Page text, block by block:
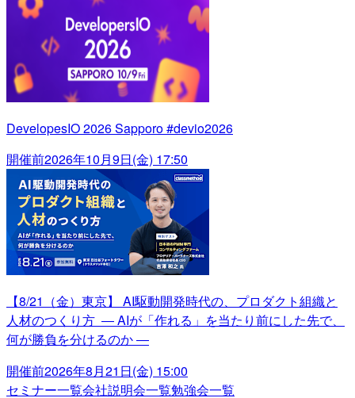
DevelopesIO 2026 Sapporo #devio2026
開催前2026年10月9日(金) 17:50
【8/21（金）東京】 AI駆動開発時代の、プロダクト組織と
人材のつくり方 ― AIが「作れる」を当たり前にした先で、
何が勝負を分けるのか ―
開催前2026年8月21日(金) 15:00
セミナー一覧会社説明会一覧勉強会一覧